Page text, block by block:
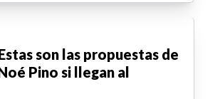
son las propuestas de
Pino si llegan al